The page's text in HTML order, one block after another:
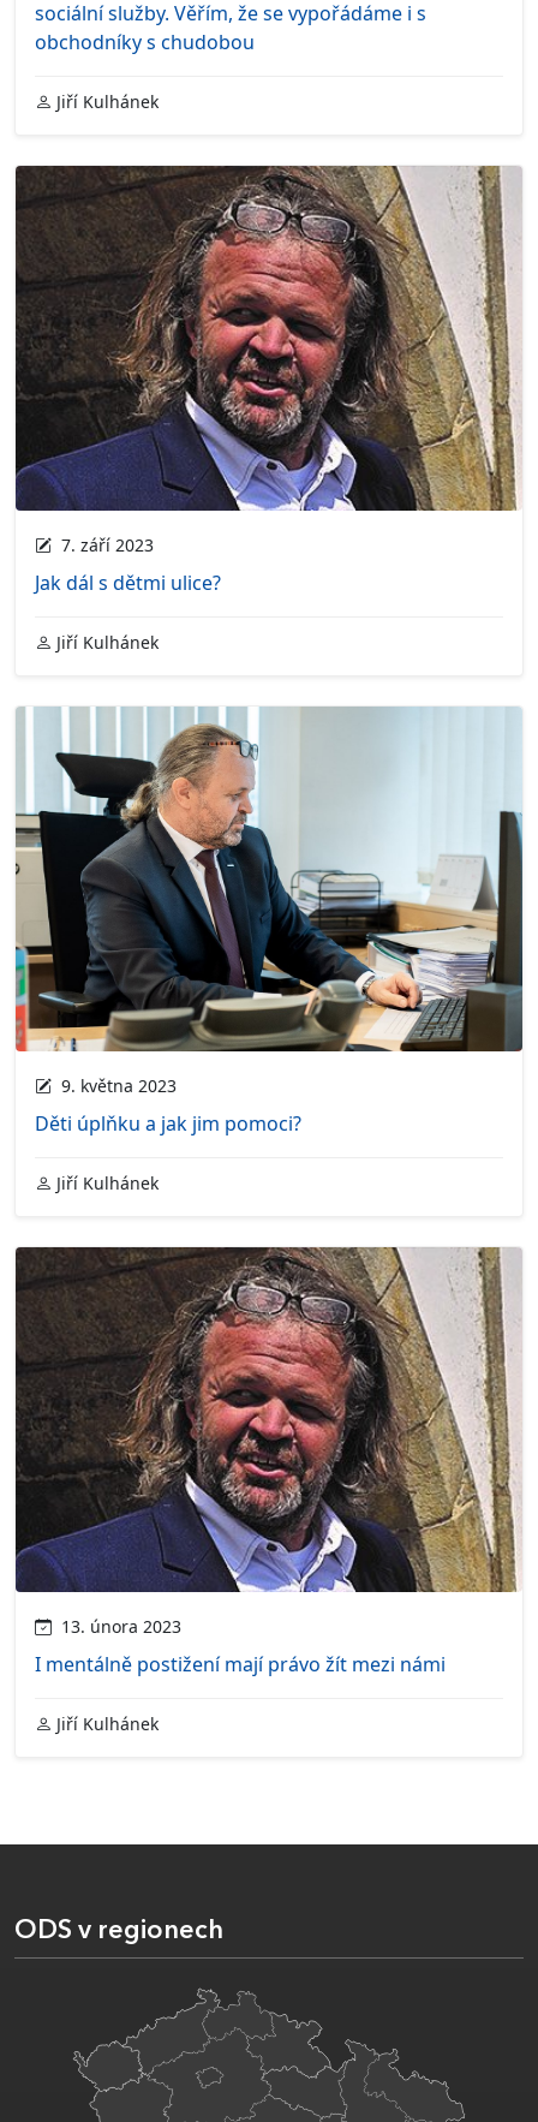
sociální služby. Věřím, že se vypořádáme i s
obchodníky s chudobou
Jiří Kulhánek
7. září 2023
Jak dál s dětmi ulice?
Jiří Kulhánek
9. května 2023
Děti úplňku a jak jim pomoci?
Jiří Kulhánek
13. února 2023
I mentálně postižení mají právo žít mezi námi
Jiří Kulhánek
ODS v regionech